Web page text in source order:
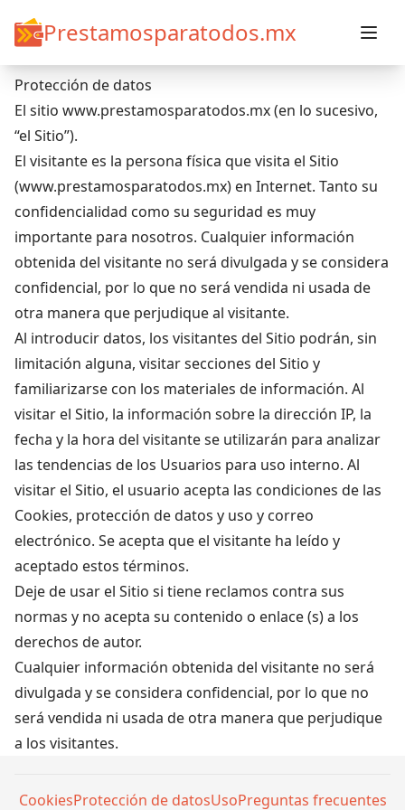
Prestamosparatodos.mx
Protección de datos
Protección de datos
El sitio www.prestamosparatodos.mx(en lo sucesivo,
“el Sitio”).
El visitante es la persona física que visita el Sitio
(www.prestamosparatodos.mx) en Internet. Tanto su
confidencialidad como su seguridad es muy
importante para nosotros. Cualquier información
obtenida del visitante no será divulgada y se considera
confidencial, por lo que no será vendida ni usada de
otra manera que perjudique al visitante.
Al introducir datos, los visitantes del Sitio podrán, sin
limitación alguna, visitar secciones del Sitio y
familiarizarse con los materiales de información. Al
visitar el Sitio, la información sobre la dirección IP, la
fecha y la hora del visitante se utilizarán para analizar
las tendencias de los Usuarios para uso interno. Al
visitar el Sitio, el usuario acepta las condiciones de las
Cookies, protección de datos y uso y correo
electrónico. Se acepta que el visitante ha leído y
aceptado estos términos.
Deje de usar el Sitio si tiene reclamos contra sus
normas y no acepta su contenido o enlace (s) a los
derechos de autor.
Cualquier información obtenida del visitante no será
divulgada y se considera confidencial, por lo que no
será vendida ni usada de otra manera que perjudique
a los visitantes.
CookiesProtección de datosUsoPreguntas frecuentes